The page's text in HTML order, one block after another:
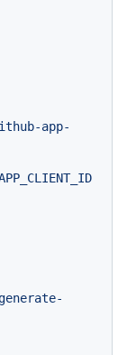
app-